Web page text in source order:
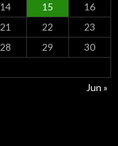
14 15
16
21 22
23
28 29
30
Jun »